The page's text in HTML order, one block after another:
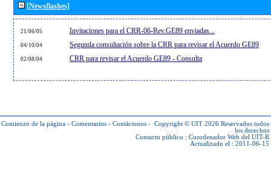
[Newsflashes]
21/06/05 Invitaciones para el CRR-06-Rev.GE89 enviadas...
04/10/04 Segunda consultación sobre la CRR para revisar el Acuerdo GE89
02/08/04 CRR para revisar el Acuerdo GE89 - Consulta
Comienzo de la página - Comentarios - Contáctenos - Copyright © UIT 2026 Reservados todos
los derechos
Contacto público : Coordenador Web del UIT-R
Actualizado el : 2011-06-15